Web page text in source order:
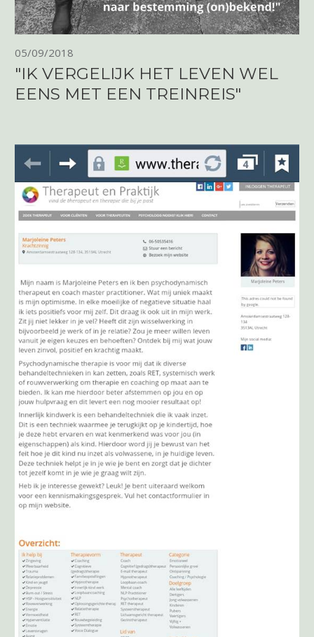
05/09/2018
"IK VERGELIJK HET LEVEN WEL
EENS MET EEN TREINREIS"